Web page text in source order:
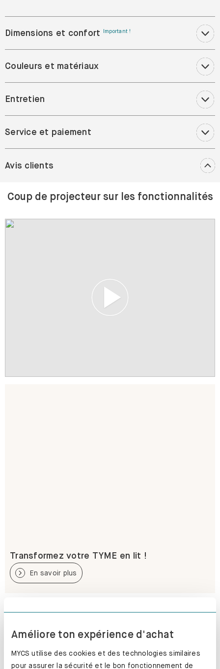
Améliore ton expérience d'achat
MYCS utilise des cookies et des technologies similaires
pour assurer la sécurité et le bon fonctionnement de
Dimensions et confort Important !
Couleurs et matériaux
Entretien
Service et paiement
Avis clients
Coup de projecteur sur les fonctionnalités
Transformez votre TYME en lit !
En savoir plus